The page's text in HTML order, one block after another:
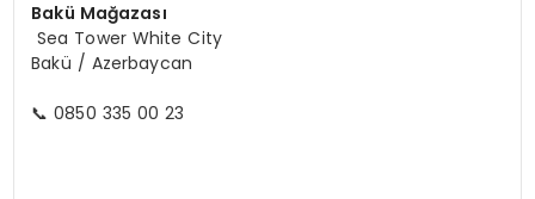
Bakü Mağazası
Sea Tower White City
Bakü / Azerbaycan
📞 0850 335 00 23